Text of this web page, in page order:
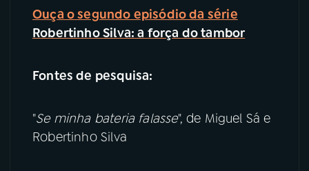
Ouça o segundo episódio da série
Robertinho Silva: a força do tambor
Fontes de pesquisa:
"Se minha bateria falasse", de Miguel Sá e
Robertinho Silva